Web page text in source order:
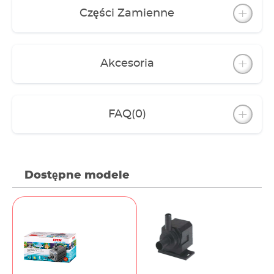
Części Zamienne
Akcesoria
FAQ(0)
Dostępne modele